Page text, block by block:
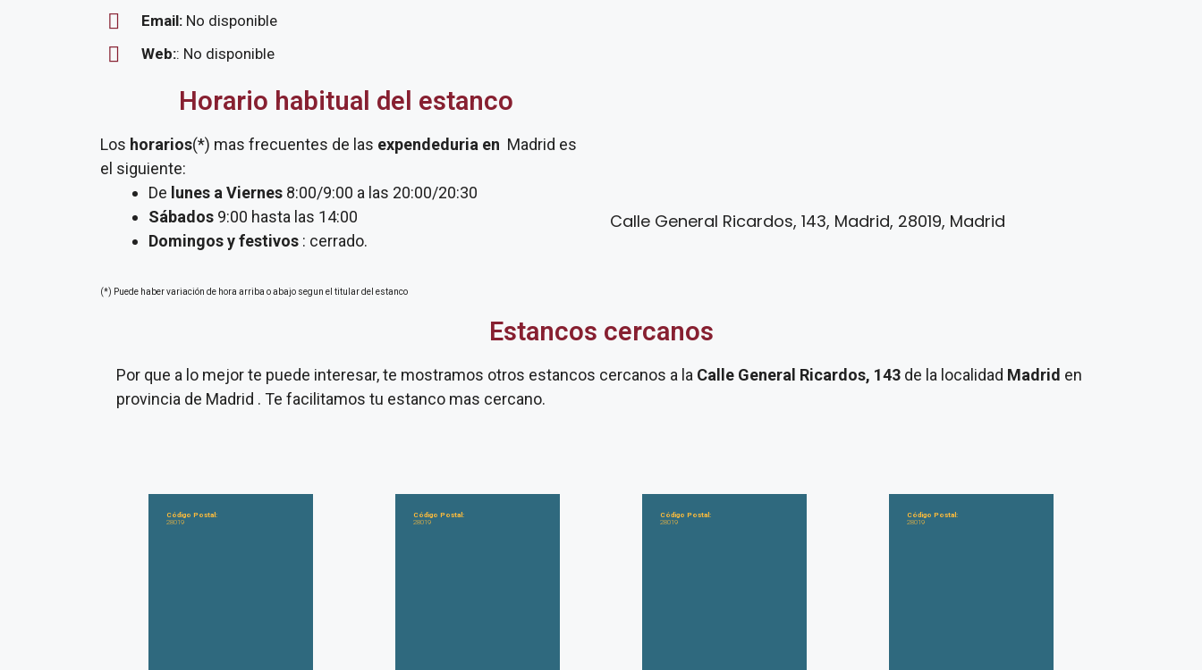
Email: No disponible
Web:: No disponible
Horario habitual del estanco
Los horarios(*) mas frecuentes de las expendeduria en Madrid es
el siguiente:
De lunes a Viernes 8:00/9:00 a las 20:00/20:30
Sábados 9:00 hasta las 14:00
Domingos y festivos : cerrado.
(*) Puede haber variación de hora arriba o abajo segun el titular del estanco
Calle General Ricardos, 143, Madrid, 28019, Madrid
Estancos cercanos
Por que a lo mejor te puede interesar, te mostramos otros estancos cercanos a la Calle General Ricardos, 143 de la localidad Madrid en
provincia de Madrid . Te facilitamos tu estanco mas cercano.
Código Postal:
28019
Código Postal:
28019
Código Postal:
28019
Código Postal:
28019